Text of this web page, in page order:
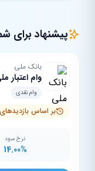
پیشنهاد برای
بانک ملی
وام اعتبار
وام نقدی
بر اساس
نرخ سود
14.00%